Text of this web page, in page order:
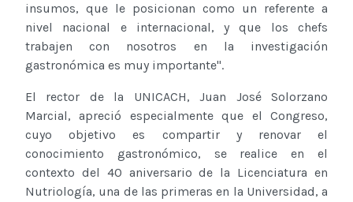
insumos, que le posicionan como un referente a
nivel nacional e internacional, y que los chefs
trabajen con nosotros en la investigación
gastronómica es muy importante".
El rector de la UNICACH, Juan José Solorzano
Marcial, apreció especialmente que el Congreso,
cuyo objetivo es compartir y renovar el
conocimiento gastronómico, se realice en el
contexto del 40 aniversario de la Licenciatura en
Nutriología, una de las primeras en la Universidad, a